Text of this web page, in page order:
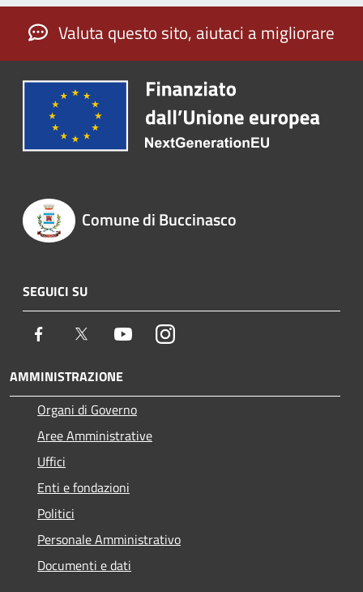
Valuta questo sito, aiutaci a migliorare
Comune di Buccinasco
SEGUICI SU
Facebook Twitter YoutubeInstagram
AMMINISTRAZIONE
Organi di Governo
Aree Amministrative
Uffici
Enti e fondazioni
Politici
Personale Amministrativo
Documenti e dati